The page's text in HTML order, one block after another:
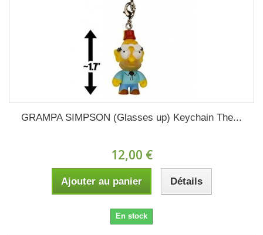
GRAMPA SIMPSON (Glasses up) Keychain The...
12,00 €
Ajouter au panier Détails
En stock